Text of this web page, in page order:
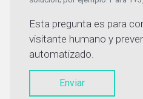
Esta pregunta es para
visitante humano y
automatizado.
Enviar